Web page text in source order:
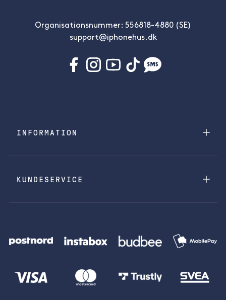
Organisationsnummer: 556818-4880 (SE)
support@iphonehus.dk
INFORMATION
KUNDESERVICE